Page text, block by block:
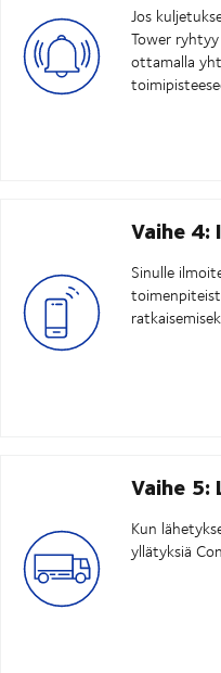
Jos
Tower
ottamalla
Vaihe
Sinulle
Vaihe
Kun
yllätyksiä